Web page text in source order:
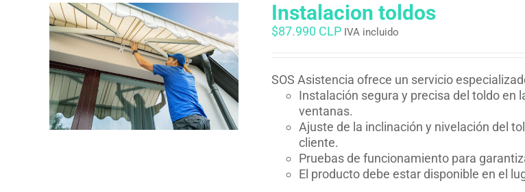
Instalacion toldos
$87.990 CLP IVA incluido
SOS Asistencia ofrece un servicio
Instalación segura y precisa del toldo en
ventanas.
Ajuste de la inclinación y nivelación del
cliente.
Pruebas de funcionamiento para
El producto debe estar disponible en el